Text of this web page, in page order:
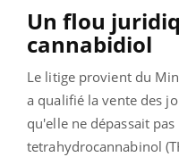
Un flou
cannabidiol
Le litige provient du
a qualifié la vente des
qu'elle ne dépassait
tetrahydrocannabinol